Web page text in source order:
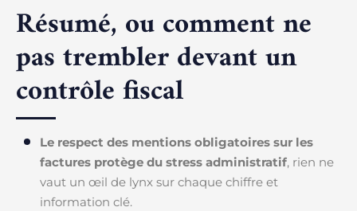
Résumé, ou comment ne
pas trembler devant un
contrôle fiscal
Le respect des mentions obligatoires sur les
factures protège du stress administratif, rien ne
vaut un œil de lynx sur chaque chiffre et
information clé.